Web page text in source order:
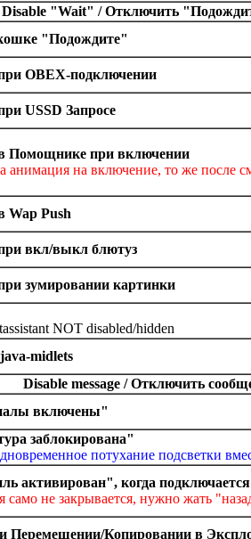
Disable "Wait" / Отключить
"Подождите"
OBEX-подключении
USSD Запросе
Помощнике при включении
анимация на включение, то же
Push
вкл/выкл блютуз
зумировании картинки
NOT disabled/hidden
midlets
Disable message / Отключить
включены"
заблокирована"
потухание подсветки
активирован", когда подключается
не закрывается, нужно жать
Перемещении/Копировании в